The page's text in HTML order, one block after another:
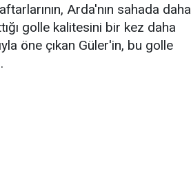
Arda'nın sahada daha
golle kalitesini bir kez daha
öne çıkan Güler'in, bu golle